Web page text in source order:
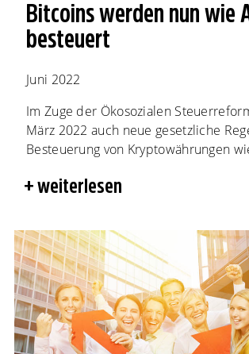
Bitcoins werden nun wie
besteuert
Juni 2022
Im Zuge der Ökosozialen
März 2022 auch neue gesetzliche
Besteuerung von Kryptowährungen
weiterlesen